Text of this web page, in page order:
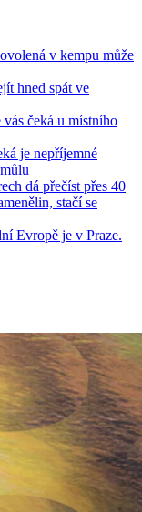
v kempu může
hned spát ve
čeká u místního
je nepříjemné
dá přečíst přes 40
stačí se
Evropě je v Praze.